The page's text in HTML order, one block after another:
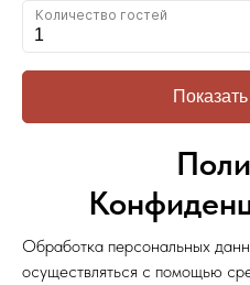
Обработка персональных
осуществляться с помощью